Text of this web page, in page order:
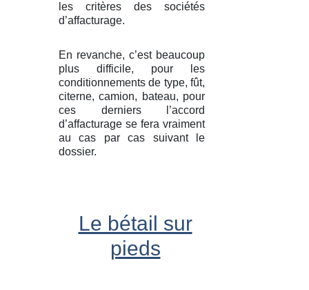
les critères des sociétés
d’affacturage.
En revanche, c’est beaucoup
plus difficile, pour les
conditionnements de type, fût,
citerne, camion, bateau, pour
ces derniers l’accord
d’affacturage se fera vraiment
au cas par cas suivant le
dossier.
Le bétail sur
pieds